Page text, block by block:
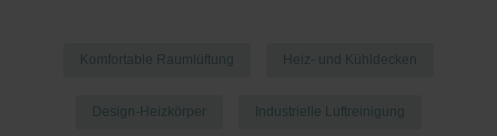
Komfortable Raumlüftung Heiz- und Kühldecken
Design-Heizkörper Industrielle Luftreinigung